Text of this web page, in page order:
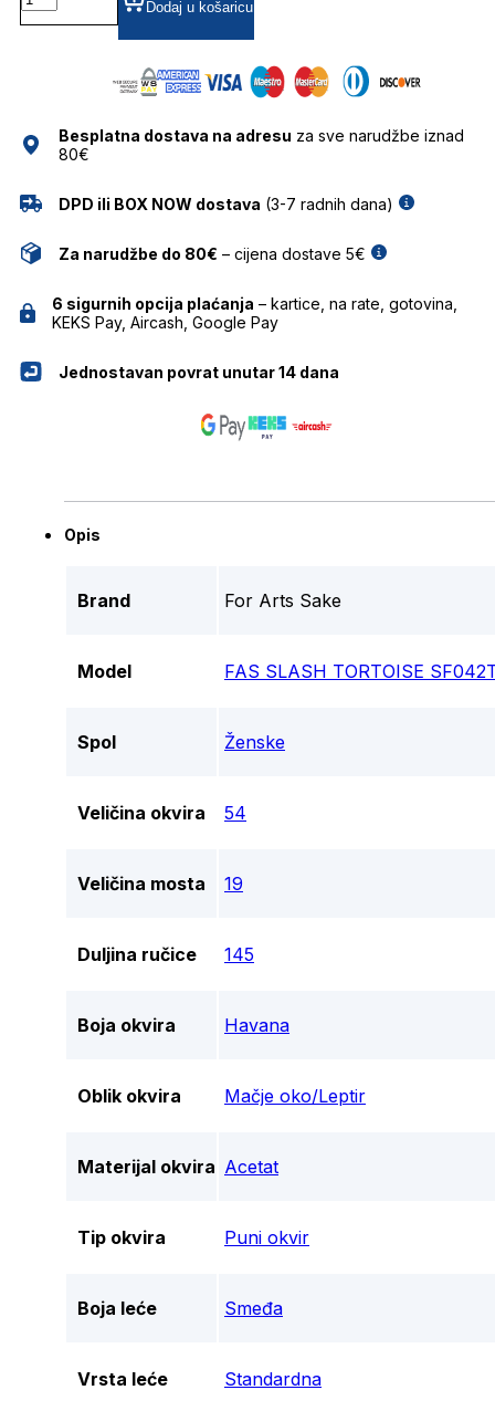
SLASH
TORTOISE
ART'S
SAKE
Dodaj u košaricu
Besplatna dostava na adresu za sve narudžbe iznad
80€
DPD ili BOX NOW dostava (3-7 radnih dana)
Za narudžbe do 80€ – cijena dostave 5€
6 sigurnih opcija plaćanja – kartice, na rate, gotovina,
KEKS Pay, Aircash, Google Pay
Jednostavan povrat unutar 14 dana
Opis
Brand For Arts Sake
Model FAS SLASH TORTOISE
Spol Ženske
Veličina okvira 54
Veličina mosta 19
Duljina ručice 145
Boja okvira Havana
Oblik okvira Mačje oko/Leptir
Materijal okvira Acetat
Tip okvira Puni okvir
Boja leće Smeđa
Vrsta leće Standardna